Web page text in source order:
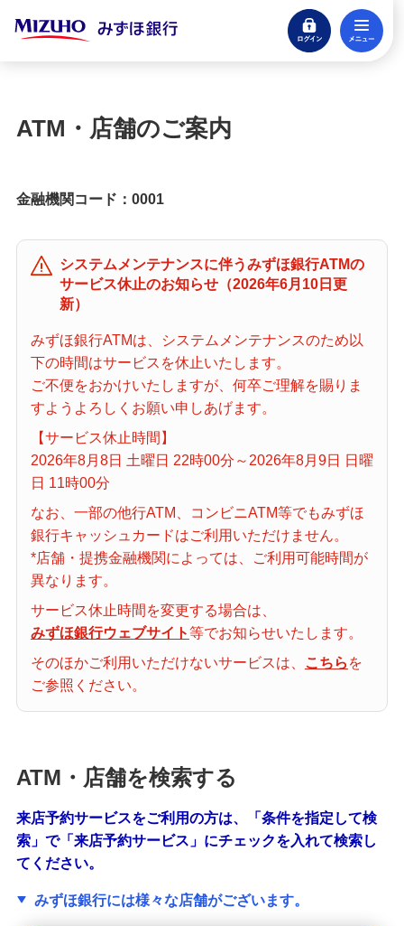
ログイン
閉じる
支払う・つかう
ローン
住宅ローン・カードローン
貯める・増やす
預金・NISA・資産運用
備える
相続・保険
学ぶ・考える
お客さまサポート
困ったときは・よくあるご質問
みずほ銀行について
ATM・店舗のご案内
金融機関コード：0001
システムメンテナンスに伴うみずほ銀行ATMの
サービス休止のお知らせ（2026年6月10日更
新）
みずほ銀行ATMは、システムメンテナンスのため以
下の時間はサービスを休止いたします。
ご不便をおかけいたしますが、何卒ご理解を賜りま
すようよろしくお願い申しあげます。
【サービス休止時間】
2026年8月8日 土曜日 22時00分～2026年8月9日 日曜
日 11時00分
なお、一部の他行ATM、コンビニATM等でもみずほ
銀行キャッシュカードはご利用いただけません。
*店舗・提携金融機関によっては、ご利用可能時間が
異なります。
サービス休止時間を変更する場合は、
みずほ銀行ウェブサイト等でお知らせいたします。
そのほかご利用いただけないサービスは、
こちら を
ご参照ください。
ATM・店舗を検索する
来店予約サービスをご利用の方は、「条件を指定して検
索」で「来店予約サービス」にチェックを入れて検索し
てください。
みずほ銀行には様々な店舗がございます。